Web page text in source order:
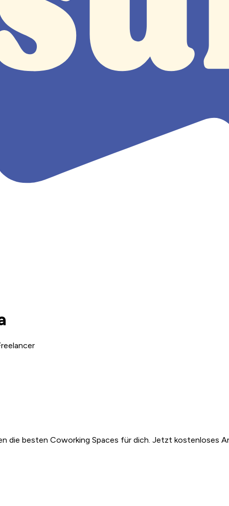
die besten Coworking Spaces für dich. Jetzt kostenloses